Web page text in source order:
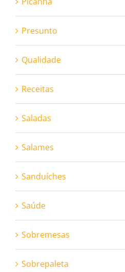
Presunto
Qualidade
Receitas
Saladas
Salames
Sanduíches
Saúde
Sobremesas
Sobrepaleta